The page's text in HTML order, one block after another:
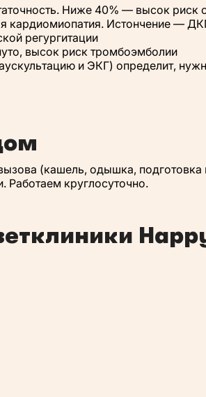
Ниже 40% — высок риск
кардиомиопатия. Истончение —
регургитации
высок риск тромбоэмболии
и ЭКГ) определит,
(кашель, одышка, подготовка
круглосуточно.